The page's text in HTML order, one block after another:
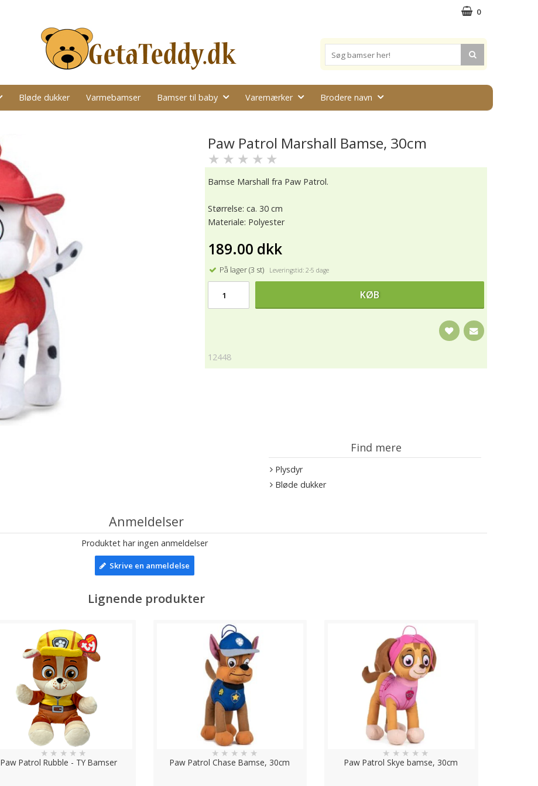
0
Bløde dukker Varmebamser Bamser til baby Varemærker Brodere navn
Paw Patrol Marshall Bamse, 30cm
★ ★ ★ ★ ★
Bamse Marshall fra Paw Patrol.
Størrelse: ca. 30 cm
Materiale: Polyester
189.00 dkk
På lager (3 st) Leveringstid: 2-5 dage
KØB
12448
Find mere
Plysdyr
Bløde dukker
Anmeldelser
Produktet har ingen anmeldelser
Skrive en anmeldelse
Lignende produkter
Paw Patrol Rubble - TY Bamser
★ ★ ★ ★ ★
Paw Patrol Chase Bamse, 30cm
★ ★ ★ ★ ★
Paw Patrol Skye bamse, 30cm
★ ★ ★ ★ ★